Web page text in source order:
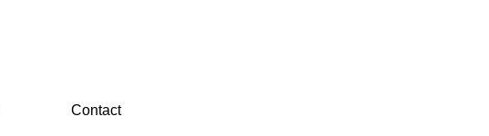
Contact